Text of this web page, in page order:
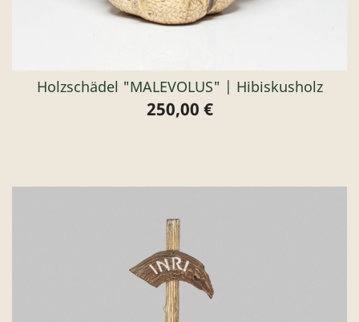
Holzschädel "MALEVOLUS" | Hibiskusholz
Preis
250,00 €